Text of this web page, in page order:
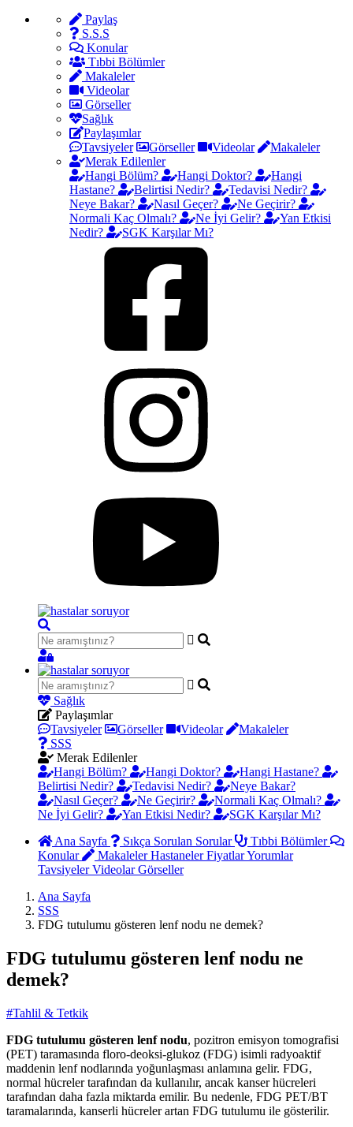
Paylaş
S.S.S
Konular
Tıbbi Bölümler
Makaleler
Videolar
Görseller
Sağlık
Paylaşımlar
Tavsiyeler
Görseller Videolar
Makaleler
Merak Edilenler
Hangi Bölüm?
Hangi Doktor?
Hangi
Hastane?
Belirtisi Nedir?
Tedavisi Nedir?
Neye Bakar?
Nasıl Geçer?
Ne Geçirir?
Normali Kaç Olmalı?
Ne İyi Gelir?
Yan Etkisi
Nedir?
SGK Karşılar Mı?
Sağlık
Paylaşımlar
Tavsiyeler
Görseller Videolar
Makaleler
SSS
Merak Edilenler
Hangi Bölüm?
Hangi Doktor?
Hangi Hastane?
Belirtisi Nedir?
Tedavisi Nedir?
Neye Bakar?
Nasıl Geçer?
Ne Geçirir?
Normali Kaç Olmalı?
Ne İyi Gelir?
Yan Etkisi Nedir?
SGK Karşılar Mı?
Ana Sayfa
Sıkça Sorulan Sorular
Tıbbi Bölümler
Konular
Makaleler Hastaneler FiyatlarYorumlar
Tavsiyeler Videolar Görseller
Ana Sayfa
SSS
FDG tutulumu gösteren lenf nodu ne demek?
FDG tutulumu gösteren lenf nodu ne
demek?
#Tahlil & Tetkik
FDG tutulumu gösteren lenf nodu, pozitron emisyon tomografisi
(PET) taramasında floro-deoksi-glukoz (FDG) isimli radyoaktif
maddenin lenf nodlarında yoğunlaşması anlamına gelir. FDG,
normal hücreler tarafından da kullanılır, ancak kanser hücreleri
tarafından daha fazla miktarda emilir. Bu nedenle, FDG PET/BT
taramalarında, kanserli hücreler artan FDG tutulumu ile gösterilir.